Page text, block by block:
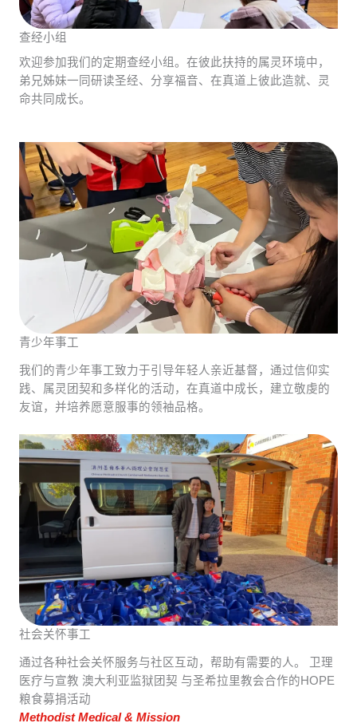
查经小组
欢迎参加我们的定期查经小组。在彼此扶持的属灵环境中，
弟兄姊妹一同研读圣经、分享福音、在真道上彼此造就、灵
命共同成长。
青少年事工
我们的青少年事工致力于引导年轻人亲近基督，通过信仰实
践、属灵团契和多样化的活动，在真道中成长，建立敬虔的
友谊，并培养愿意服事的领袖品格。
社会关怀事工
通过各种社会关怀服务与社区互动，帮助有需要的人。 卫理
医疗与宣教 澳大利亚监狱团契 与圣希拉里教会合作的HOPE
粮食募捐活动
Methodist Medical & Mission